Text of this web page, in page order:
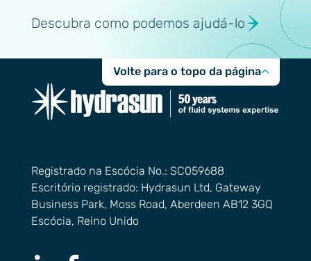
Descubra como podemos ajudá-lo
Volte para o topo da página
Registrado na Escócia No.: SC059688
Escritório registrado: Hydrasun Ltd, Gateway
Business Park, Moss Road, Aberdeen AB12 3GQ
Escócia, Reino Unido